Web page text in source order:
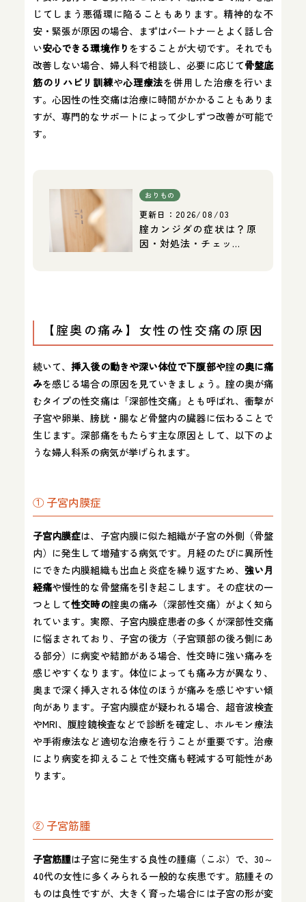
じてしまう悪循環に陥ることもあります。精神的な不
安・緊張が原因の場合、まずはパートナーとよく話し合
い安心できる環境作り をすることが大切です。それでも
改善しない場合、婦人科で相談し、必要に応じて骨盤底
筋のリハビリ訓練や心理療法を併用した治療を行いま
す。心因性の性交痛は治療に時間がかかることもありま
すが、専門的なサポートによって少しずつ改善が可能で
す。
おりもの
更新日： 2026/08/03
腟カンジダの症状は？原
因・対処法・チェッ…
【腟奥の痛み】女性の性交痛の原因
続いて、挿入後の動きや深い体位で下腹部や腟の奥に痛
みを感じる場合の原因を見ていきましょう。腟の奥が痛
むタイプの性交痛は「深部性交痛」とも呼ばれ、衝撃が
子宮や卵巣、膀胱・腸など骨盤内の臓器に伝わることで
生じます。深部痛をもたらす主な原因として、以下のよ
うな婦人科系の病気が挙げられます。
① 子宮内膜症
子宮内膜症は、子宮内膜に似た組織が子宮の外側（骨盤
内）に発生して増殖する病気です。月経のたびに異所性
にできた内膜組織も出血と炎症を繰り返すため、 強い月
経痛や慢性的な骨盤痛を引き起こします。その症状の一
つとして性交時の腟奥の痛み（深部性交痛）がよく知ら
れています。実際、子宮内膜症患者の多くが深部性交痛
に悩まされており、子宮の後方（子宮頸部の後ろ側にあ
る部分）に病変や結節がある場合、性交時に強い痛みを
感じやすくなります。体位によっても痛み方が異なり、
奥まで深く挿入される体位のほうが痛みを感じやすい傾
向があります。子宮内膜症が疑われる場合、超音波検査
やMRI、腹腔鏡検査などで診断を確定し、ホルモン療法
や手術療法など適切な治療を行うことが重要です。治療
により病変を抑えることで性交痛も軽減する可能性があ
ります。
② 子宮筋腫
子宮筋腫は子宮に発生する良性の腫瘍（こぶ）で、30～
40代の女性に多くみられる一般的な疾患です。筋腫その
ものは良性ですが、大きく育った場合には子宮の形が変